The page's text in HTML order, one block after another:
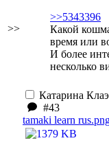
>>
>>5343396
Какой
время или
И более
несколько
Катарина
#43
tamaki learn